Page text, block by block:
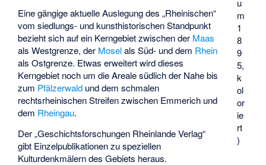
u
m
1
8
9
5,
k
ol
or
ie
rt
)
Eine gängige aktuelle Auslegung des „Rheinischen“
vom siedlungs- und kunsthistorischen Standpunkt
bezieht sich auf ein Kerngebiet zwischen der Maas
als Westgrenze, der Moselals Süd- und dem Rhein
als Ostgrenze. Etwas erweitert wird dieses
Kerngebiet noch um die Areale südlich der Nahe bis
zum Pfälzerwald und dem schmalen
rechtsrheinischen Streifen zwischen Emmerich und
dem Rheingau.
Der „Geschichtsforschungen Rheinlande Verlag“
gibt Einzelpublikationen zu speziellen
Kulturdenkmälern des Gebiets heraus.